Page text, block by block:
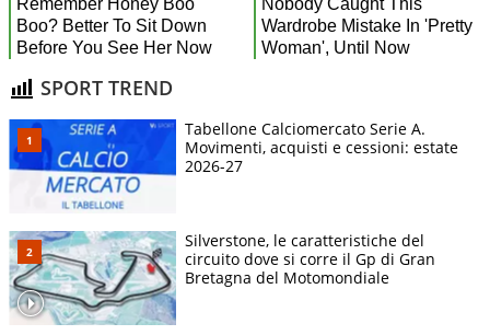
SPORT TREND
Tabellone Calciomercato Serie A.
Movimenti, acquisti e cessioni: estate
2026-27
Silverstone, le caratteristiche del
circuito dove si corre il Gp di Gran
Bretagna del Motomondiale